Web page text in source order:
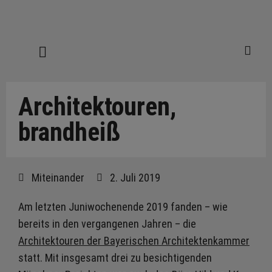
Architektouren,
brandheiß
Miteinander 2. Juli 2019
Am letzten Juniwochenende 2019 fanden – wie
bereits in den vergangenen Jahren – die
Architektouren der Bayerischen Architektenkammer
statt. Mit insgesamt drei zu besichtigenden